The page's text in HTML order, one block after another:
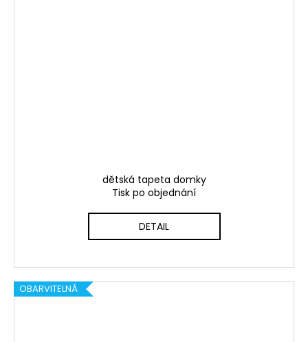
dětská tapeta domky
Tisk po objednání
DETAIL
OBARVITELNÁ